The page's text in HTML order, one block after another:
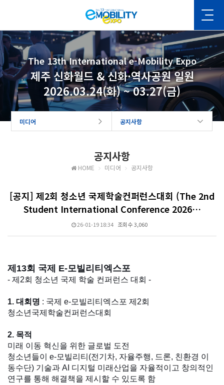
The 13th International e-Mobility Expo
제주 신화월드 & 신화·역사공원 일원
2026.03.24(화) ~ 03.27(금)
미디어 공지사항
공지사항
HOME 미디어 공지사항
[공지] 제2회 청소년 국제학술컨퍼런스대회 (The 2nd
Student International Conference 2026…
26-01-19 18:34 조회수 3,060
제13회 국제 E-모빌리티엑스포
- 제2회 청소년 국제 학술 컨퍼런스 대회 -
1. 대회명 : 국제 e-모빌리티엑스포 제2회
청소년국제학술컨퍼런스대회
2. 목적
미래 이동 혁신을 위한 글로벌 도전
청소년들이 e-모빌리티(전기차, 자율주행, 드론, 친환경 이
동수단) 기술과 AI 디지털 미래산업을 자율적이고 창의적인
연구를 통해 해결책을 제시할 수 있도록 함